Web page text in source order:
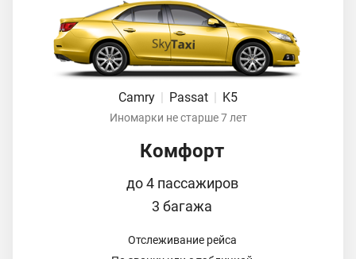
Camry Passat K5
Иномарки не старше 7 лет
Комфорт
до 4 пассажиров
3 багажа
Отслеживание рейса